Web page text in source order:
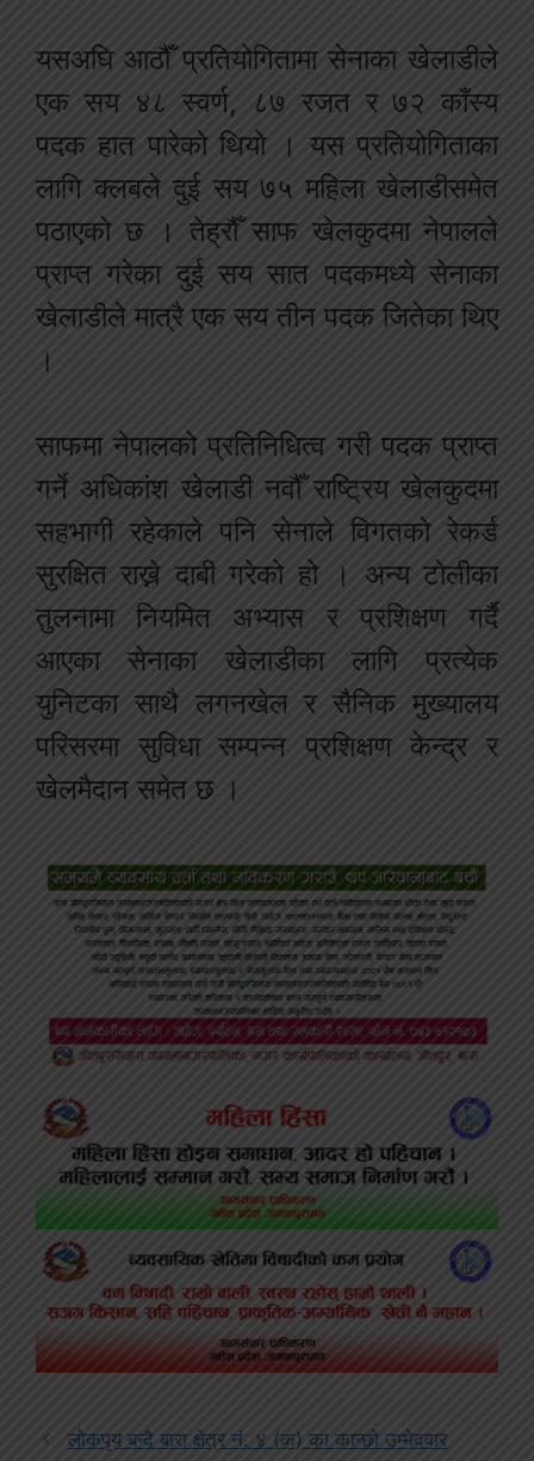
यसअघि आठौँ प्रतियोगितामा सेनाका खेलाडीले
एक सय ४८ स्वर्ण, ८७ रजत र ७२ काँस्य
पदक हात पारेको थियो । यस प्रतियोगिताका
लागि क्लबले दुई सय ७५ महिला खेलाडीसमेत
पठाएको छ । तेह्रौँ साफ खेलकुदमा नेपालले
प्राप्त गरेका दुई सय सात पदकमध्ये सेनाका
खेलाडीले मात्रै एक सय तीन पदक जितेका थिए
।
साफमा नेपालको प्रतिनिधित्व गरी पदक प्राप्त
गर्ने अधिकांश खेलाडी नवौँ राष्ट्रिय खेलकुदमा
सहभागी रहेकाले पनि सेनाले विगतको रेकर्ड
सुरक्षित राख्ने दाबी गरेको हो । अन्य टोलीका
तुलनामा नियमित अभ्यास र प्रशिक्षण गर्दै
आएका सेनाका खेलाडीका लागि प्रत्येक
युनिटका साथै लगनखेल र सैनिक मुख्यालय
परिसरमा सुविधा सम्पन्न प्रशिक्षण केन्द्र र
खेलमैदान समेत छ ।
लोकपृय बन्दै बारा क्षेत्र नं. ४ (क) का कान्छो उम्मेदवार